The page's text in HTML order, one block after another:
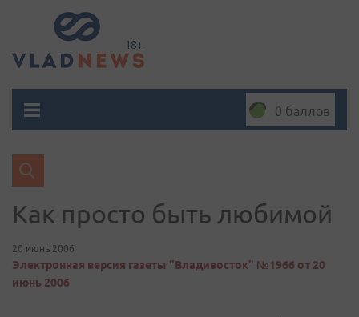
0 баллов
Как просто быть любимой
20 июнь 2006
Электронная версия газеты "Владивосток" №1966 от 20
июнь 2006